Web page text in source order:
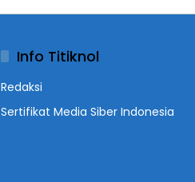
Info Titiknol
Redaksi
Sertifikat Media Siber Indonesia